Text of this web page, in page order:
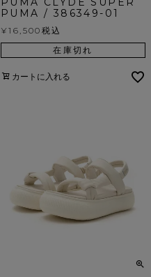
PUMA / 386349-01
¥16,500 税込
在庫切れ
カートに入れる